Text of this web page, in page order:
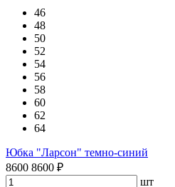
46
48
50
52
54
56
58
60
62
64
Юбка "Ларсон" темно-синий
8600 8600 ₽
шт